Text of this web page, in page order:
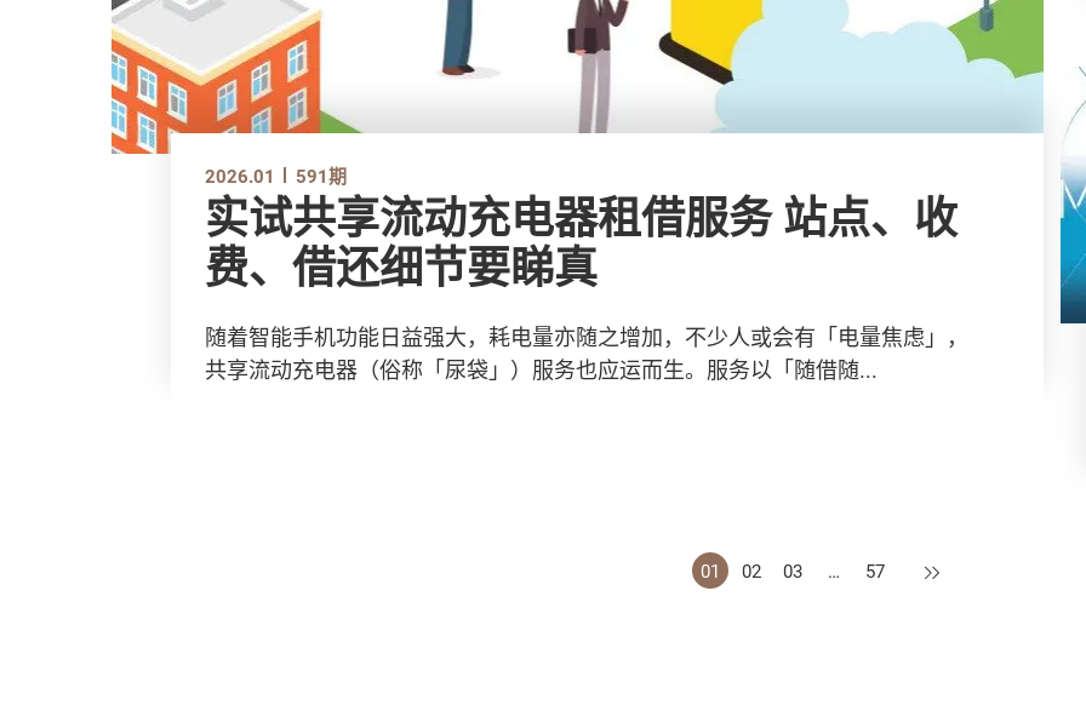
2026.01 591期
实试共享流动充电器租借服务 站点、收
费、借还细节要睇真
随着智能手机功能日益强大，耗电量亦随之增加，不少人或会有「电量焦虑」，
共享流动充电器（俗称「尿袋」）服务也应运而生。服务以「随借随...
01 02 03 … 57 下一页